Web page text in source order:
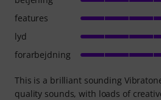
This is a brilliant sounding
quality sounds, with loads of
features
lyd
forarbejdning